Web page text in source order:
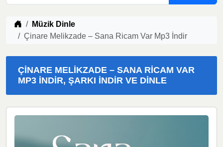
Müzik indir
Müzik Dinle
Çinare Melikzade – Sana Ricam Var Mp3 İndir
ÇINARE MELIKZADE – SANA RICAM VAR
MP3 İNDIR, ŞARKI İNDIR VE DINLE